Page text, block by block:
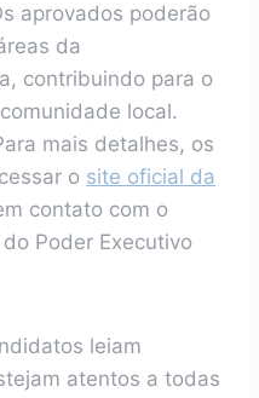
aprovados poderão
da
contribuindo para o
local.
mais detalhes, os
o site oficial da
contato com o
Poder Executivo
leiam
atentos a todas